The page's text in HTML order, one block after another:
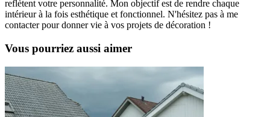
reflètent votre personnalité. Mon objectif est de rendre chaque
intérieur à la fois esthétique et fonctionnel. N'hésitez pas à me
contacter pour donner vie à vos projets de décoration !
Vous pourriez aussi aimer